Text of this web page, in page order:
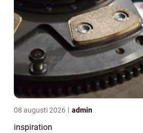
08 augusti 2026 admin
inspiration